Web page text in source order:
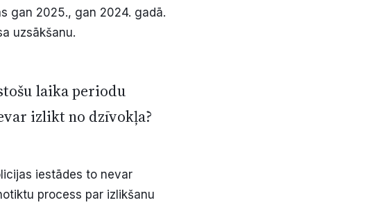
gan 2025., gan 2024. gadā.
uzsākšanu.
laika periodu
izlikt no dzīvokļa?
iestādes to nevar
process par izlikšanu